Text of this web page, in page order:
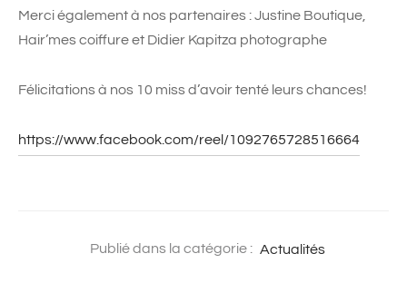
Merci également à nos partenaires : Justine Boutique,
Hair’mes coiffure et Didier Kapitza photographe
Félicitations à nos 10 miss d’avoir tenté leurs chances!
https://www.facebook.com/reel/1092765728516664
Publié dans la catégorie : Actualités